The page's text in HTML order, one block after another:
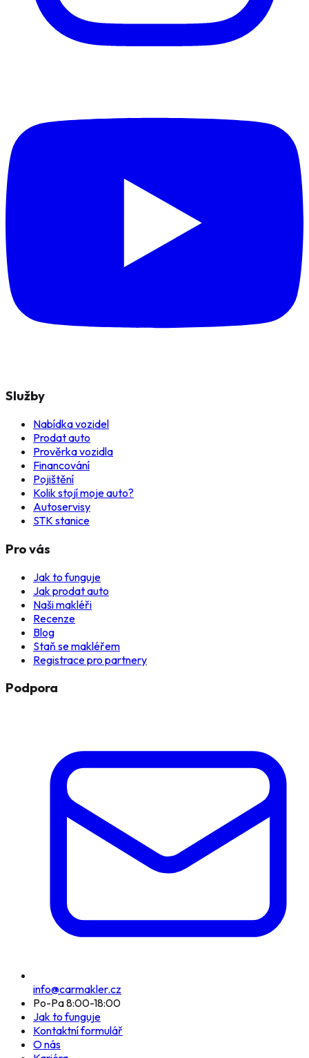
Služby
Nabídka vozidel
Prodat auto
Prověrka vozidla
Financování
Pojištění
Kolik stojí moje auto?
Autoservisy
STK stanice
Pro vás
Jak to funguje
Jak prodat auto
Naši makléři
Recenze
Blog
Staň se makléřem
Registrace pro partnery
Podpora
info@carmakler.cz
Po-Pa 8:00-18:00
Jak to funguje
Kontaktní formulář
O nás